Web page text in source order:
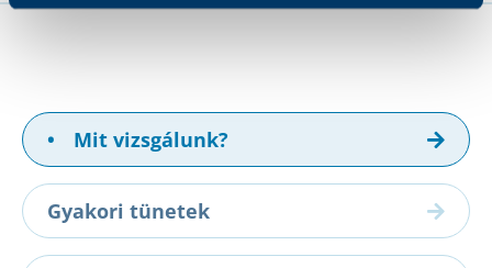
• Mit vizsgálunk?
Gyakori tünetek